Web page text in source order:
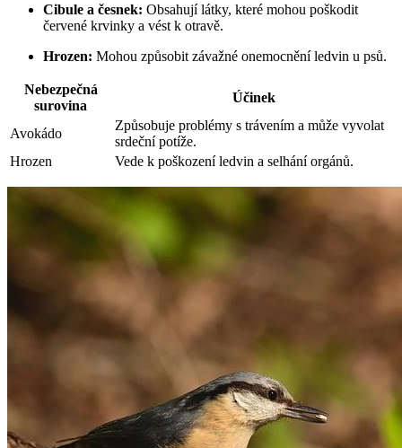
Cibule a česnek: Obsahují látky, které mohou poškodit
červené krvinky a vést k otravě.
Hrozen: Mohou způsobit závažné onemocnění ledvin u psů.
Nebezpečná
surovina
Účinek
Avokádo
Způsobuje problémy s trávením a může vyvolat
srdeční potíže.
Hrozen
Vede k poškození ledvin a selhání orgánů.